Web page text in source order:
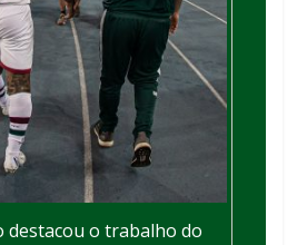
destacou o trabalho do